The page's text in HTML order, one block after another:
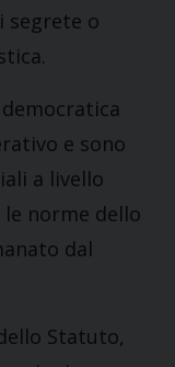
segrete o
e sono
a livello
le norme dello
dal
Statuto,